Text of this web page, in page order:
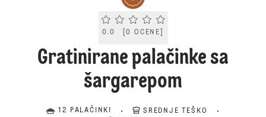
Current rating 0.0. Click to rate.
0.0 [0 OCENE
Gratinirane palačinke sa
šargarepom
12 PALAČINKI
SREDNJE TEŠKO